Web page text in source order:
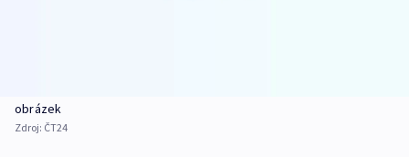
obrázek
Zdroj: ČT24